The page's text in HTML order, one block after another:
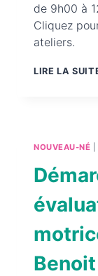
de 9h00 à
Cliquez
ateliers.
LIRE LA
NOUVEAU-NÉ |
Benoit